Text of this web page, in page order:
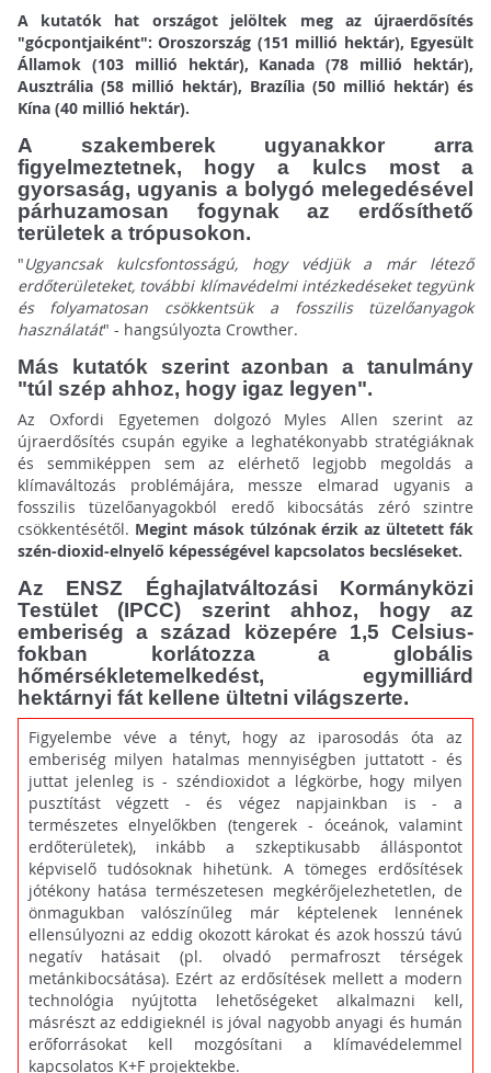
A kutatók hat országot jelöltek meg az újraerdősítés
"gócpontjaiként": Oroszország (151 millió hektár), Egyesült
Államok (103 millió hektár), Kanada (78 millió hektár),
Ausztrália (58 millió hektár), Brazília (50 millió hektár) és
Kína (40 millió hektár).
A szakemberek ugyanakkor arra
figyelmeztetnek, hogy a kulcs most a
gyorsaság, ugyanis a bolygó melegedésével
párhuzamosan fogynak az erdősíthető
területek a trópusokon.
"Ugyancsak kulcsfontosságú, hogy védjük a már létező
erdőterületeket, további klímavédelmi intézkedéseket tegyünk
és folyamatosan csökkentsük a fosszilis tüzelőanyagok
használatát" - hangsúlyozta Crowther.
Más kutatók szerint azonban a tanulmány
"túl szép ahhoz, hogy igaz legyen".
Az Oxfordi Egyetemen dolgozó Myles Allen szerint az
újraerdősítés csupán egyike a leghatékonyabb stratégiáknak
és semmiképpen sem az elérhető legjobb megoldás a
klímaváltozás problémájára, messze elmarad ugyanis a
fosszilis tüzelőanyagokból eredő kibocsátás zéró szintre
csökkentésétől. Megint mások túlzónak érzik az ültetett fák
szén-dioxid-elnyelő képességével kapcsolatos becsléseket.
Az ENSZ Éghajlatváltozási Kormányközi
Testület (IPCC) szerint ahhoz, hogy az
emberiség a század közepére 1,5 Celsius-
fokban korlátozza a globális
hőmérsékletemelkedést, egymilliárd
hektárnyi fát kellene ültetni világszerte.
Figyelembe véve a tényt, hogy az iparosodás óta az
emberiség milyen hatalmas mennyiségben juttatott - és
juttat jelenleg is - széndioxidot a légkörbe, hogy milyen
pusztítást végzett - és végez napjainkban is - a
természetes elnyelőkben (tengerek - óceánok, valamint
erdőterületek), inkább a szkeptikusabb álláspontot
képviselő tudósoknak hihetünk. A tömeges erdősítések
jótékony hatása természetesen megkérőjelezhetetlen, de
önmagukban valószínűleg már képtelenek lennének
ellensúlyozni az eddig okozott károkat és azok hosszú távú
negatív hatásait (pl. olvadó permafroszt térségek
metánkibocsátása). Ezért az erdősítések mellett a modern
technológia nyújtotta lehetőségeket alkalmazni kell,
másrészt az eddigieknél is jóval nagyobb anyagi és humán
erőforrásokat kell mozgósítani a klímavédelemmel
kapcsolatos K+F projektekbe.